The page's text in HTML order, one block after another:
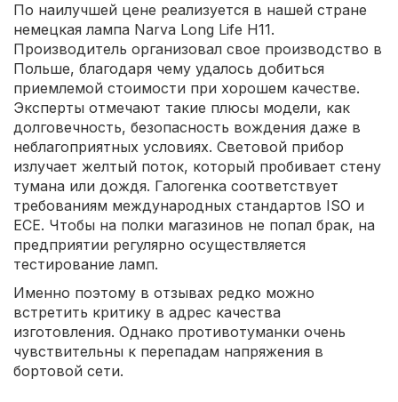
По наилучшей цене реализуется в нашей стране
немецкая лампа Narva Long Life H11.
Производитель организовал свое производство в
Польше, благодаря чему удалось добиться
приемлемой стоимости при хорошем качестве.
Эксперты отмечают такие плюсы модели, как
долговечность, безопасность вождения даже в
неблагоприятных условиях. Световой прибор
излучает желтый поток, который пробивает стену
тумана или дождя. Галогенка соответствует
требованиям международных стандартов ISO и
ECE. Чтобы на полки магазинов не попал брак, на
предприятии регулярно осуществляется
тестирование ламп.
Именно поэтому в отзывах редко можно
встретить критику в адрес качества
изготовления. Однако противотуманки очень
чувствительны к перепадам напряжения в
бортовой сети.